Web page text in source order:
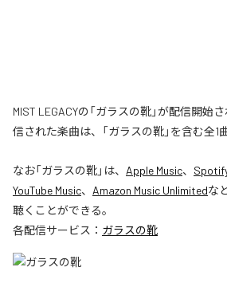
MIST LEGACYの「ガラスの靴」が配信開始
信された楽曲は、「ガラスの靴」を含む全1
なお「ガラスの靴」は、 Apple Music、
YouTube Music、 Amazon Music Unlimitedな
聴くことができる。
各配信サービス： ガラスの靴